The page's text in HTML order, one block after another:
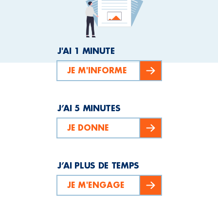
J'AI 1 MINUTE
JE M'INFORME
J’AI 5 MINUTES
JE DONNE
J’AI PLUS DE TEMPS
JE M'ENGAGE